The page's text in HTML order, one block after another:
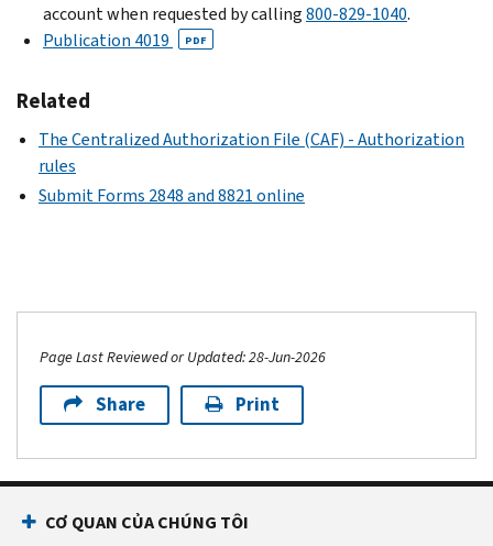
account when requested by calling800-829-1040.
Publication 4019
PDF
Related
The Centralized Authorization File (CAF) - Authorization
rules
Submit Forms 2848 and 8821 online
Page Last Reviewed or Updated: 28-Jun-2026
Share Print
CƠ QUAN CỦA CHÚNG TÔI